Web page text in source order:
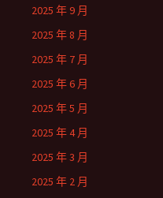
2025 年 9 月
2025 年 8 月
2025 年 7 月
2025 年 6 月
2025 年 5 月
2025 年 4 月
2025 年 3 月
2025 年 2 月